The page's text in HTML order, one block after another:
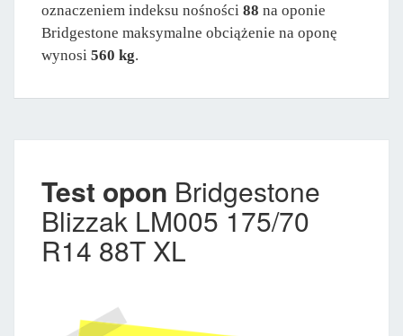
oznaczeniem indeksu nośności 88 na oponie
Bridgestone maksymalne obciążenie na oponę
wynosi 560 kg.
Test opon Bridgestone
Blizzak LM005 175/70
R14 88T XL